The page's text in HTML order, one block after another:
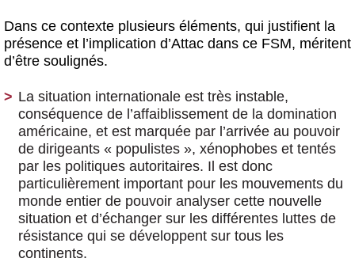
Dans ce contexte plusieurs éléments, qui justifient la
présence et l’implication d’Attac dans ce FSM, méritent
d’être soulignés.
La situation internationale est très instable,
conséquence de l’affaiblissement de la domination
américaine, et est marquée par l’arrivée au pouvoir
de dirigeants « populistes », xénophobes et tentés
par les politiques autoritaires. Il est donc
particulièrement important pour les mouvements du
monde entier de pouvoir analyser cette nouvelle
situation et d’échanger sur les différentes luttes de
résistance qui se développent sur tous les
continents.